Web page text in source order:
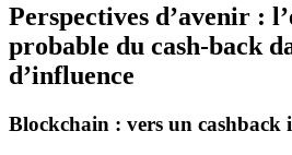
Perspectives d’avenir :
probable du cash‑back
d’influence
Blockchain : vers un cashback